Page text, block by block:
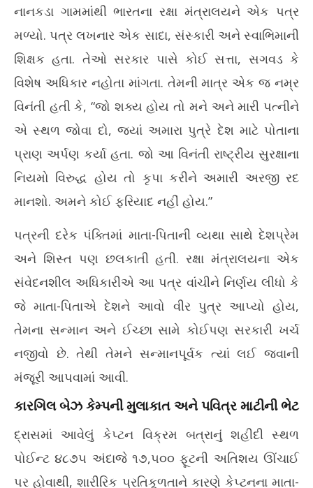
નાનકડા ગામમાંથી ભારતના રક્ષા મંત્રાલયને એક પત્ર
મળ્યો. પત્ર લખનાર એક સાદા, સંસ્કારી અને સ્વાભિમાની
શિક્ષક હતા. તેઓ સરકાર પાસે કોઈ સત્તા, સગવડ કે
વિશેષ અધિકાર નહોતા માંગતા. તેમની માત્ર એક જ નમ્ર
વિનંતી હતી કે, “જો શક્ય હોય તો મને અને મારી પત્નીને
એ સ્થળ જોવા દો, જ્યાં અમારા પુત્રે દેશ માટે પોતાના
પ્રાણ અર્પણ કર્યા હતા. જો આ વિનંતી રાષ્ટ્રીય સુરક્ષાના
નિયમો વિરુદ્ધ હોય તો કૃપા કરીને અમારી અરજી રદ
માનશો. અમને કોઈ ફરિયાદ નહીં હોય.”
પત્રની દરેક પંક્તિમાં માતા-પિતાની વ્યથા સાથે દેશપ્રેમ
અને શિસ્ત પણ છલકાતી હતી. રક્ષા મંત્રાલયના એક
સંવેદનશીલ અધિકારીએ આ પત્ર વાંચીને નિર્ણય લીધો કે
જે માતા-પિતાએ દેશને આવો વીર પુત્ર આપ્યો હોય,
તેમના સન્માન અને ઈચ્છા સામે કોઈપણ સરકારી ખર્ચ
નજીવો છે. તેથી તેમને સન્માનપૂર્વક ત્યાં લઈ જવાની
મંજૂરી આપવામાં આવી.
કારગિલ બેઝ કેમ્પની મુલાકાત અને પવિત્ર માટીની ભેટ
દ્રાસમાં આવેલું કેપ્ટન વિક્રમ બત્રાનું શહીદી સ્થળ
પોઈન્ટ ૪૮૭૫ અંદાજે ૧૭,૫૦૦ ફૂટની અતિશય ઊંચાઈ
પર હોવાથી, શારીરિક પ્રતિકૂળતાને કારણે કેપ્ટનના માતા-